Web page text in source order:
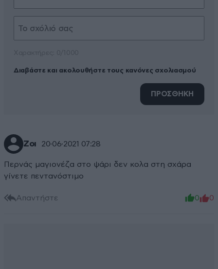
Διαβάστε και ακολουθήστε τους κανόνες σχολιασμού
ΠΡΟΣΘΗΚΗ
Ζοι 20·06·2021 07:28
Περνάς μαγιονέζα στο ψάρι δεν κολα στη σχάρα
γίνετε πεντανόστιμο
Απαντήστε 0 0